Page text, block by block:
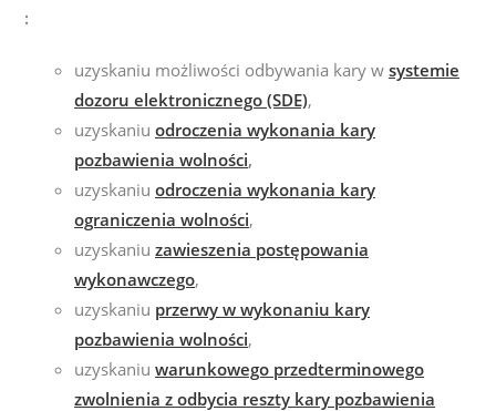
:
uzyskaniu możliwości odbywania kary w systemie
dozoru elektronicznego (SDE),
uzyskaniu odroczenia wykonania kary
pozbawienia wolności,
uzyskaniu odroczenia wykonania kary
ograniczenia wolności,
uzyskaniu zawieszenia postępowania
wykonawczego,
uzyskaniu przerwy w wykonaniu kary
pozbawienia wolności,
uzyskaniu warunkowego przedterminowego
zwolnienia z odbycia reszty kary pozbawienia